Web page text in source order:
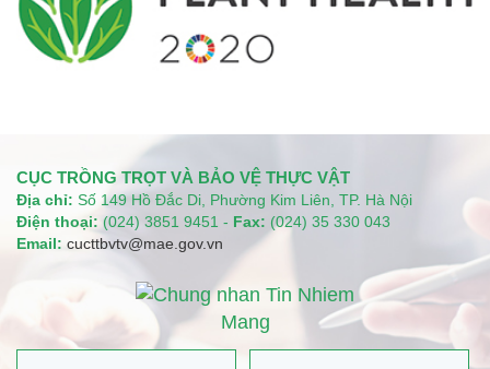
CỤC TRỒNG TRỌT VÀ BẢO VỆ THỰC VẬT
Địa chỉ: Số 149 Hồ Đắc Di, Phường Kim Liên, TP. Hà Nội
Điện thoại: (024) 3851 9451 - Fax: (024) 35 330 043
Email: cucttbvtv@mae.gov.vn